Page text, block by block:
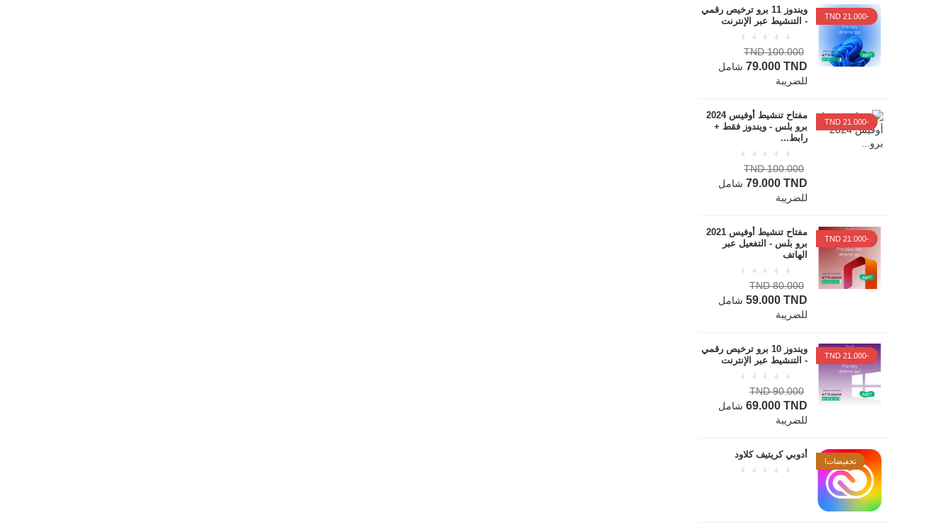
-21.000 TND
ويندوز 11 برو ترخيص رقمي
- التنشيط عبر الإنترنت
100.000 TND
79.000 TND شامل
للضريبة
-21.000 TND
مفتاح تنشيط أوفيس 2024
برو بلس - ويندوز فقط +
رابط...
100.000 TND
79.000 TND شامل
للضريبة
-21.000 TND
مفتاح تنشيط أوفيس 2021
برو بلس - التفعيل عبر
الهاتف
80.000 TND
59.000 TND شامل
للضريبة
-21.000 TND
ويندوز 10 برو ترخيص رقمي
- التنشيط عبر الإنترنت
90.000 TND
69.000 TND شامل
للضريبة
تخفيضات!
أدوبي كريتيف كلاود